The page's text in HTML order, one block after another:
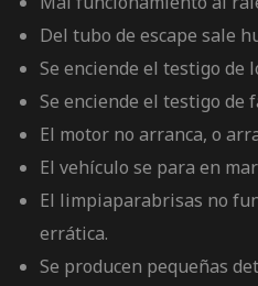
Del tubo de escape sale
Se enciende el testigo de
Se enciende el testigo de
El motor no arranca, o
El vehículo se para en
El limpiaparabrisas no
errática.
Se producen pequeñas